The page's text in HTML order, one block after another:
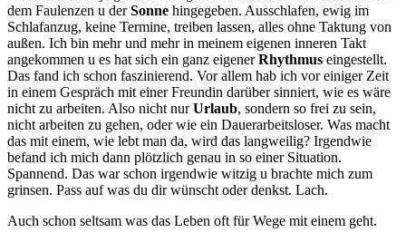
dem Faulenzen u derSonne hingegeben. Ausschlafen, ewig im
Schlafanzug, keine Termine, treiben lassen, alles ohne Taktung von
außen. Ich bin mehr und mehr in meinem eigenen inneren Takt
angekommen u es hat sich ein ganz eigenerRhythmus eingestellt.
Das fand ich schon faszinierend. Vor allem hab ich vor einiger Zeit
in einem Gespräch mit einer Freundin darüber sinniert, wie es wäre
nicht zu arbeiten. Also nicht nurUrlaub, sondern so frei zu sein,
nicht arbeiten zu gehen, oder wie ein Dauerarbeitsloser. Was macht
das mit einem, wie lebt man da, wird das langweilig? Irgendwie
befand ich mich dann plötzlich genau in so einer Situation.
Spannend. Das war schon irgendwie witzig u brachte mich zum
grinsen. Pass auf was du dir wünscht oder denkst. Lach.
Auch schon seltsam was das Leben oft für Wege mit einem geht.